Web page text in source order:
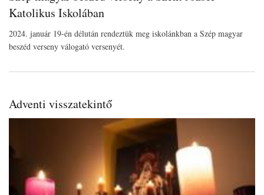
Katolikus Iskolában
2024. január 19-én délután rendeztük meg iskolánkban a Szép magyar
beszéd verseny válogató versenyét.
Adventi visszatekintő